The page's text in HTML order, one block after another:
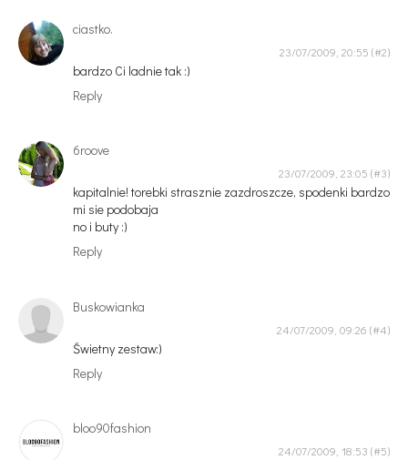
ciastko.
23/07/2009, 20:55
bardzo Ci ladnie tak :)
Reply
6roove
23/07/2009, 23:05
kapitalnie! torebki strasznie zazdroszcze, spodenki bardzo
mi sie podobaja
no i buty :)
Reply
Buskowianka
24/07/2009, 09:26
Świetny zestaw:)
Reply
bloo90fashion
24/07/2009, 18:53